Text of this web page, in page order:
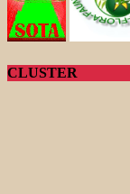
CLUSTER